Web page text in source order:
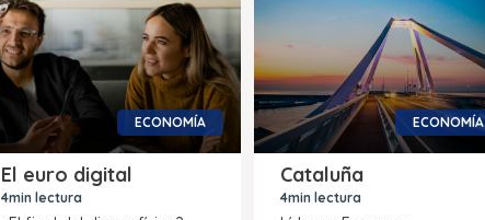
ECONOMÍA
El euro digital
4min lectura
ECONOMÍA
Cataluña
4min lectura